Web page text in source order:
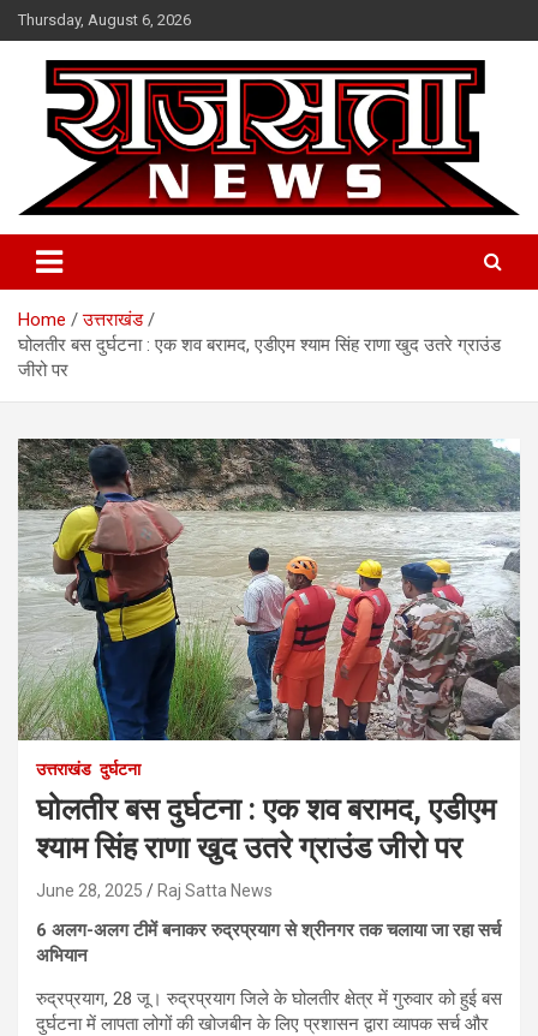
Skip
to
content
Thursday, August 6, 2026
Raj Satta News
Home
उत्तराखंड
घोलतीर बस दुर्घटना : एक शव बरामद, एडीएम श्याम सिंह राणा खुद उतरे ग्राउंड
जीरो पर
उत्तराखंड दुर्घटना
घोलतीर बस दुर्घटना : एक शव बरामद, एडीएम
श्याम सिंह राणा खुद उतरे ग्राउंड जीरो पर
June 28, 2025 Raj Satta News
6 अलग-अलग टीमें बनाकर रुद्रप्रयाग से श्रीनगर तक चलाया जा रहा सर्च
अभियान
रुद्रप्रयाग, 28 जू। रुद्रप्रयाग जिले के घोलतीर क्षेत्र में गुरुवार को हुई बस
दुर्घटना में लापता लोगों की खोजबीन के लिए प्रशासन द्वारा व्यापक सर्च और